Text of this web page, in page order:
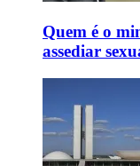
Quem é o
assediar